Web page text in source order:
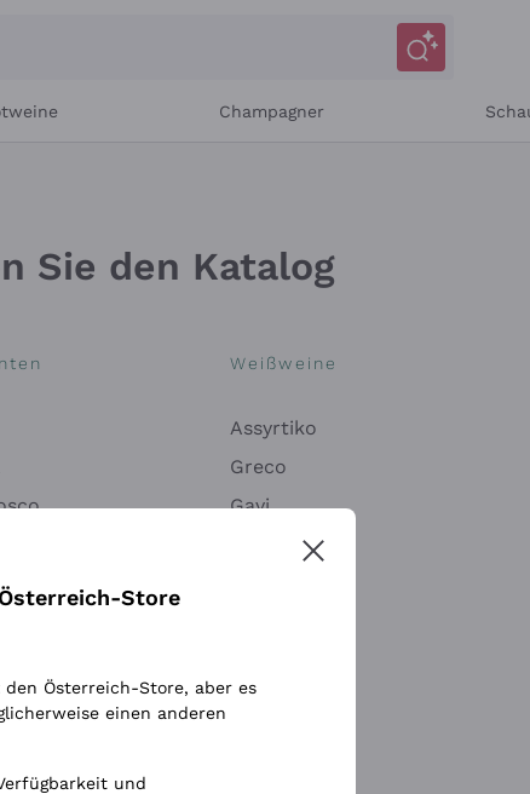
Champagner
Sie den Katalog
Arianna
Weißweine
Assyrtiko
Greco
Gavi
Chardonnay
Store
Österreich-Store, aber es
einen anderen
und